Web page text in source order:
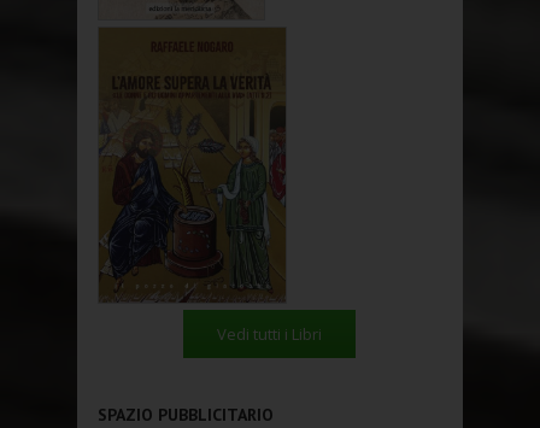
Vedi tutti i Libri
SPAZIO PUBBLICITARIO